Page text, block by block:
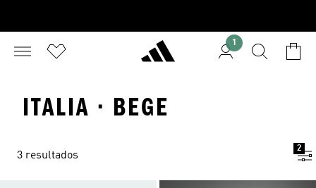
1
ITALIA · BEGE
3 resultados
2